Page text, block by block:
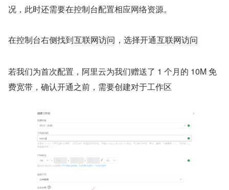
况，此时还需要在控制台配置相应网络资源。
在控制台右侧找到互联网访问 ，选择开通互联网访问
若我们为首次配置，阿里云为我们赠送了 1 个月的 10M 免
费宽带，确认开通之前，需要创建对于工作区